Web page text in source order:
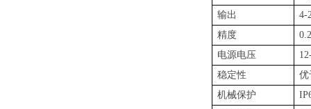
输出
4-
精度
电源电压
稳定性
优
机械保护